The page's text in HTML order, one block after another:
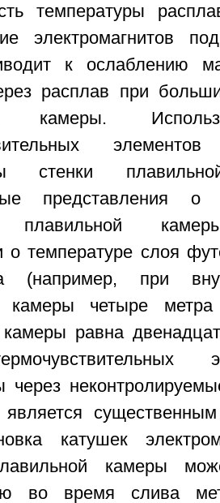
температуры
электромагнитов
к ослаблению
расплав при
камеры.
стенки
представления о
плавильной
температуре слоя
(например, при
камеры четыре
камеры равна
через
катушек
камеры
во время слива